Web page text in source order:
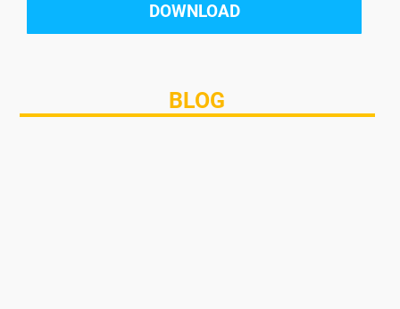
DOWNLOAD
BLOG